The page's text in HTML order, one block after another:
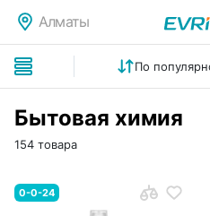
Алматы
По
Бытовая химия
154 товара
0-0-24